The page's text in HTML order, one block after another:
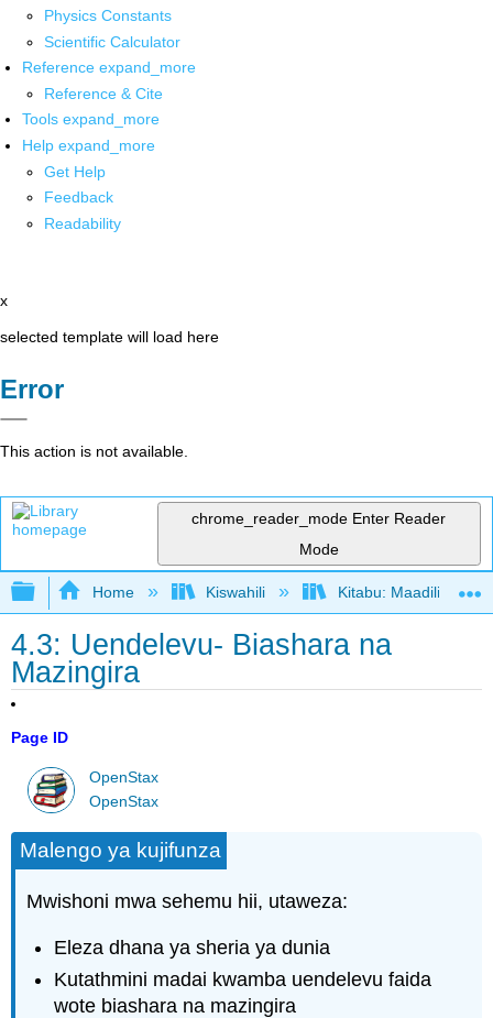
Physics Constants
Scientific Calculator
Reference expand_more
Reference & Cite
Tools expand_more
Help expand_more
Get Help
Feedback
Readability
x
selected template will load here
Error
This action is not available.
chrome_reader_mode Enter Reader
Mode
Expand/collapse global hierarchy
Home Kiswahili Kitabu: Maadili ya
4.3: Uendelevu- Biashara na
Mazingira
Page ID
OpenStax
OpenStax
Malengo ya kujifunza
Mwishoni mwa sehemu hii, utaweza:
Eleza dhana ya sheria ya dunia
Kutathmini madai kwamba uendelevu faida
wote biashara na mazingira